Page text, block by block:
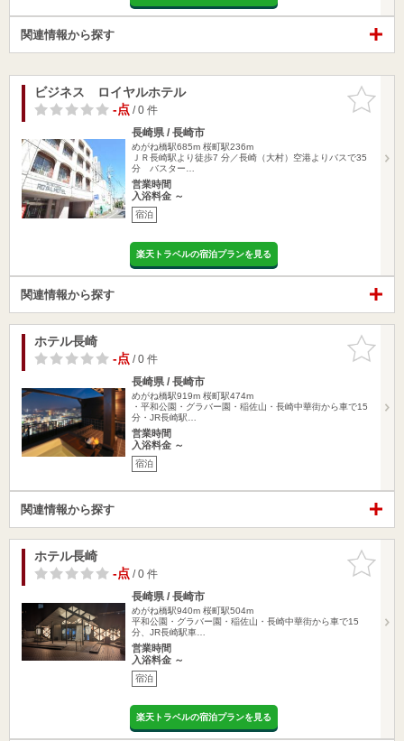
関連情報から探す
お気に入
りに追加
ビジネス ロイヤルホテル
-点/ 0 件
長崎県 / 長崎市
めがね橋駅685m 桜町駅236m
ＪＲ長崎駅より徒歩7 分／長崎（大村）空港よりバスで35
分 バスター…
営業時間
入浴料金 ～
宿泊
楽天トラベルの宿泊プランを見る
関連情報から探す
お気に入
りに追加
ホテル長崎
-点/ 0 件
長崎県 / 長崎市
めがね橋駅919m 桜町駅474m
・平和公園・グラバー園・稲佐山・長崎中華街から車で15
分・JR長崎駅…
営業時間
入浴料金 ～
宿泊
関連情報から探す
お気に入
りに追加
ホテル長崎
-点/ 0 件
長崎県 / 長崎市
めがね橋駅940m 桜町駅504m
平和公園・グラバー園・稲佐山・長崎中華街から車で15
分、JR長崎駅車…
営業時間
入浴料金 ～
宿泊
楽天トラベルの宿泊プランを見る